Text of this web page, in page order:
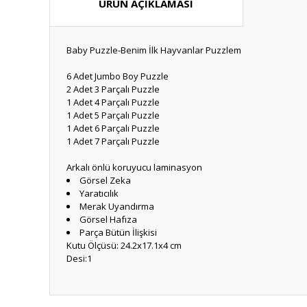
ÜRÜN AÇIKLAMASI
Baby Puzzle-Benim İlk Hayvanlar Puzzlem
6 Adet Jumbo Boy Puzzle
2 Adet 3 Parçalı Puzzle
1 Adet 4 Parçalı Puzzle
1 Adet 5 Parçalı Puzzle
1 Adet 6 Parçalı Puzzle
1 Adet 7 Parçalı Puzzle
Arkalı önlü koruyucu laminasyon
Görsel Zeka
Yaratıcılık
Merak Uyandırma
Görsel Hafıza
Parça Bütün İlişkisi
Kutu Ölçüsü: 24.2x17.1x4 cm
Desi:1